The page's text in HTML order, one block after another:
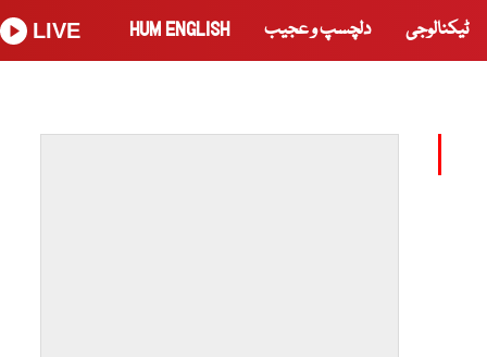
ٹیکنالوجی دلچسپ و عجیب HUM ENGLISH
LIVE